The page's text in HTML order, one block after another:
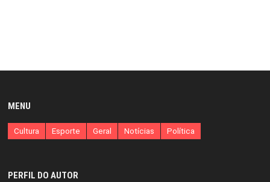
MENU
Cultura Esporte Geral Notícias Política
PERFIL DO AUTOR